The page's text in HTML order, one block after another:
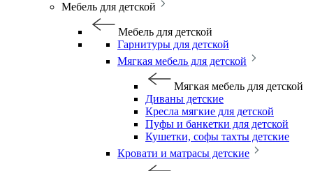
Мебель для детской
Мебель для детской
Гарнитуры для детской
Мягкая мебель для детской
Мягкая мебель для детской
Диваны детские
Кресла мягкие для детской
Пуфы и банкетки для детской
Кушетки, софы тахты детские
Кровати и матрасы детские